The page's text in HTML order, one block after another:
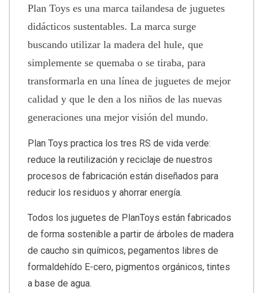
Plan Toys es una marca tailandesa de juguetes
didácticos sustentables. La marca surge
buscando utilizar la madera del hule, que
simplemente se quemaba o se tiraba, para
transformarla en una línea de juguetes de mejor
calidad y que le den a los niños de las nuevas
generaciones una mejor visión del mundo.
Plan Toys practica los tres RS de vida verde:
reduce la reutilización y reciclaje de nuestros
procesos de fabricación están diseñados para
reducir los residuos y ahorrar energía.
Todos los juguetes de PlanToys están fabricados
de forma sostenible a partir de árboles de madera
de caucho sin químicos, pegamentos libres de
formaldehído E-cero, pigmentos orgánicos, tintes
a base de agua.